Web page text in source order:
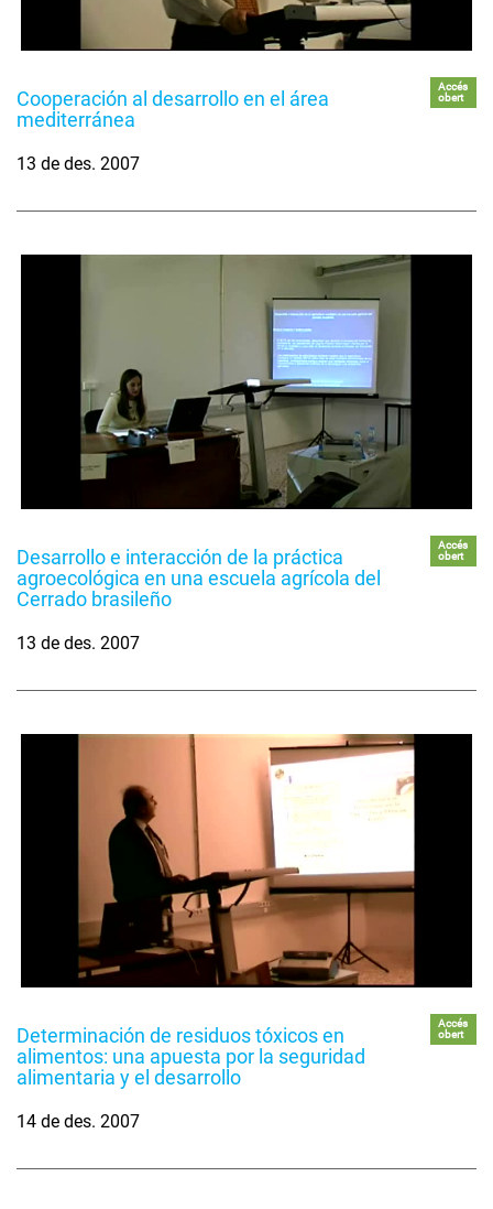
Cooperación al desarrollo en el área
mediterránea
Accés
obert
13 de des. 2007
Desarrollo e interacción de la práctica
agroecológica en una escuela agrícola del
Cerrado brasileño
Accés
obert
13 de des. 2007
Determinación de residuos tóxicos en
alimentos: una apuesta por la seguridad
alimentaria y el desarrollo
Accés
obert
14 de des. 2007